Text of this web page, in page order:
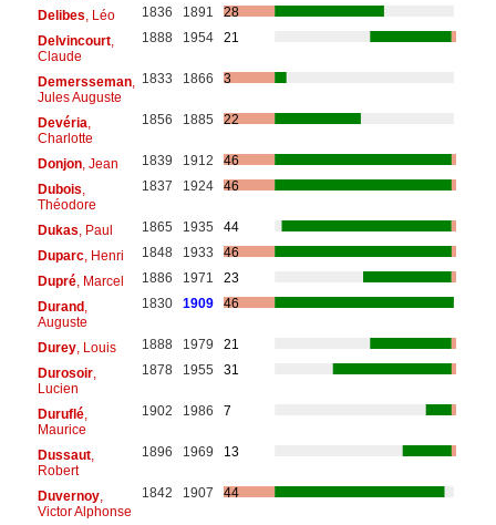
Delibes, Léo 1836 1891
28
Delvincourt,
Claude
1888 1954 21
Demersseman,
Jules Auguste
1833 1866 3
Devéria,
Charlotte
1856 1885 22
Donjon, Jean 1839 1912
46
Dubois,
Théodore
1837 1924 46
Dukas, Paul 1865 1935
44
Duparc, Henri 1848 1933
46
Dupré, Marcel 1886 1971
23
Durand ,
Auguste
1830 1909 46
Durey, Louis 1888 1979
21
Durosoir,
Lucien
1878 1955 31
Duruflé,
Maurice
1902 1986 7
Dussaut,
Robert
1896 1969 13
Duvernoy,
Victor Alphonse
1842 1907 44